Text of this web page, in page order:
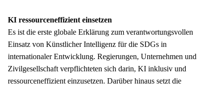
Es ist die erste globale Erklärung zum verantwortungsvollen
Einsatz von Künstlicher Intelligenz für die SDGs in
internationaler Entwicklung. Regierungen, Unternehmen und
Zivilgesellschaft verpflichteten sich darin, KI inklusiv und
ressourceneffizient einzusetzen. Darüber hinaus setzt die